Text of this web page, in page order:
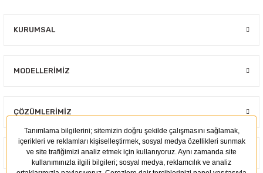
KURUMSAL
MODELLERIMIZ
ÇÖZÜMLERIMIZ
KULLANIM ALANLARI